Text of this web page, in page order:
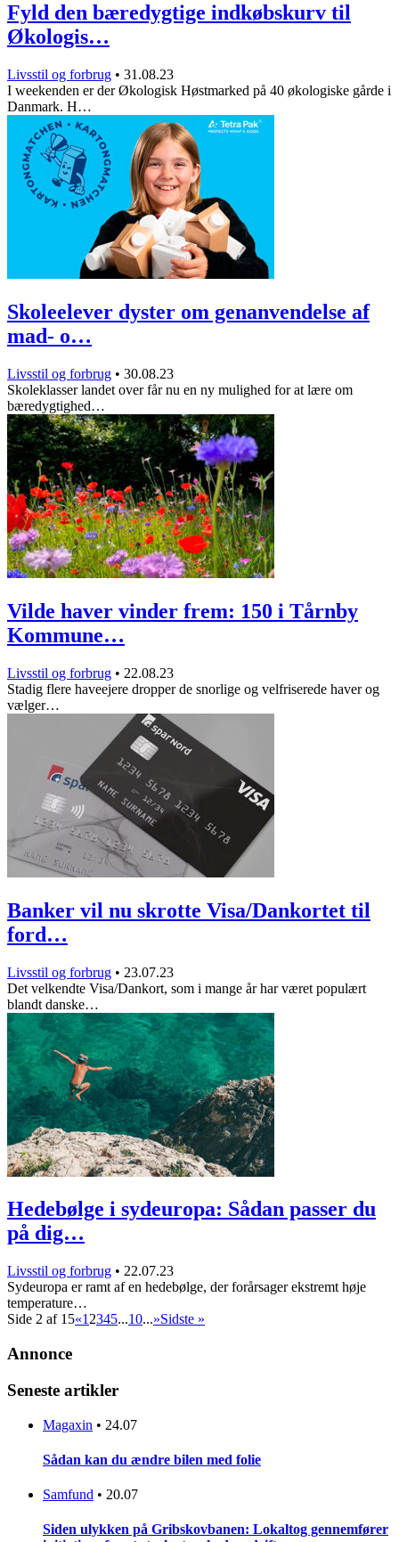
Fyld den bæredygtige indkøbskurv til
Økologis…
Livsstil og forbrug • 31.08.23
I weekenden er der Økologisk Høstmarked på 40 økologiske gårde i
Danmark. H…
Skoleelever dyster om genanvendelse af
mad- o…
Livsstil og forbrug • 30.08.23
Skoleklasser landet over får nu en ny mulighed for at lære om
bæredygtighed…
Vilde haver vinder frem: 150 i Tårnby
Kommune…
Livsstil og forbrug • 22.08.23
Stadig flere haveejere dropper de snorlige og velfriserede haver og
vælger…
Banker vil nu skrotte Visa/Dankortet til
ford…
Livsstil og forbrug • 23.07.23
Det velkendte Visa/Dankort, som i mange år har været populært
blandt danske…
Hedebølge i sydeuropa: Sådan passer du
på dig…
Livsstil og forbrug • 22.07.23
Sydeuropa er ramt af en hedebølge, der forårsager ekstremt høje
temperature…
Side 2 af 15«1 2345...10...»Sidste »
Annonce
Seneste artikler
Magaxin • 24.07
Sådan kan du ændre bilen med folie
Samfund • 20.07
Siden ulykken på Gribskovbanen: Lokaltog gennemfører